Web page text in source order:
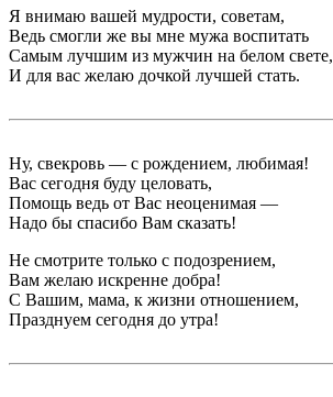
Я внимаю вашей мудрости, советам,
Ведь смогли же вы мне мужа воспитать
Самым лучшим из мужчин на белом свете,
И для вас желаю дочкой лучшей стать.
Ну, свекровь — с рождением, любимая!
Вас сегодня буду целовать,
Помощь ведь от Вас неоценимая —
Надо бы спасибо Вам сказать!
Не смотрите только с подозрением,
Вам желаю искренне добра!
С Вашим, мама, к жизни отношением,
Празднуем сегодня до утра!